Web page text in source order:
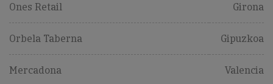
Ones Retail Girona
Orbela Taberna Gipuzkoa
Mercadona Valencia